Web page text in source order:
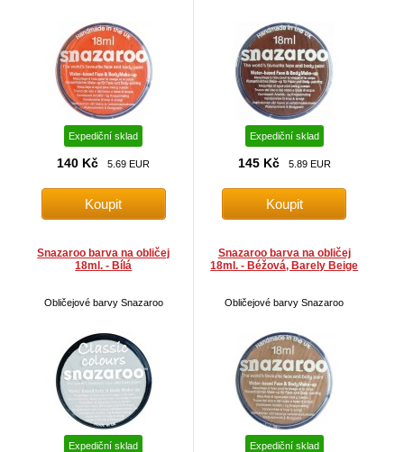
Expediční sklad
140 Kč 5.69 EUR
Expediční sklad
145 Kč 5.89 EUR
Snazaroo barva na obličej
18ml. - Bílá
Obličejové barvy Snazaroo
Expediční sklad
Snazaroo barva na obličej
18ml. - Béžová, Barely Beige
Obličejové barvy Snazaroo
Expediční sklad